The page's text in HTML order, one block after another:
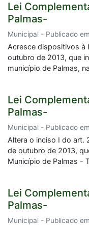
Lei
Palmas-
Municipal - Publicado
Acresce dispositivos à
outubro de 2013, que
município de Palmas,
Lei
Palmas-
Municipal - Publicado
Altera o inciso I do art.
de outubro de 2013,
Município de Palmas -
Lei
Palmas-
Municipal - Publicado